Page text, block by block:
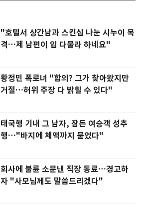
"호텔서 상간남과 스킨십 나눈 시누이 목
격…제 남편이 입 다물라 하네요"
황정민 폭로녀 "합의? 그가 찾아왔지만
거절…허위 주장 다 밝힐 수 있다"
태국행 기내 그 남자, 잠든 여승객 성추
행…"바지에 체액까지 묻었다"
회사에 불륜 소문낸 직장 동료…경고하
자 "사모님께도 말씀드리겠다"